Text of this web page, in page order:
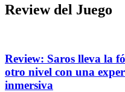
Review del Juego
Review: Saros lleva la
otro nivel con una
inmersiva